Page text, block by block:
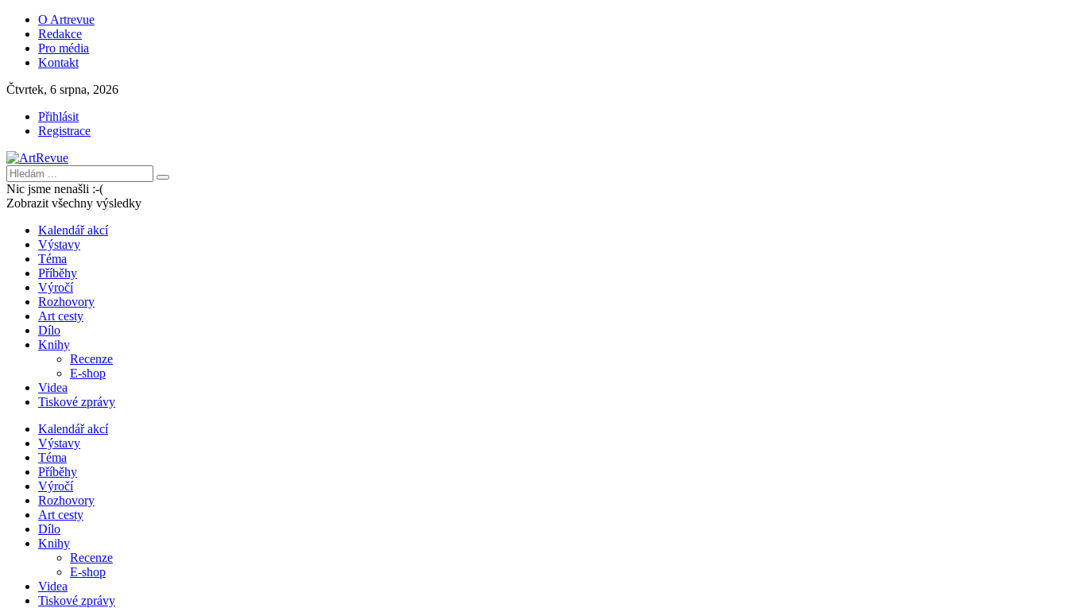
O Artrevue
Redakce
Pro média
Kontakt
Čtvrtek, 6 srpna, 2026
Přihlásit
Registrace
Nic jsme nenašli :-(
Zobrazit všechny výsledky
Kalendář akcí
Výstavy
Téma
Příběhy
Výročí
Rozhovory
Art cesty
Dílo
Knihy
Recenze
E-shop
Videa
Tiskové zprávy
Kalendář akcí
Výstavy
Téma
Příběhy
Výročí
Rozhovory
Art cesty
Dílo
Knihy
Recenze
E-shop
Videa
Tiskové zprávy